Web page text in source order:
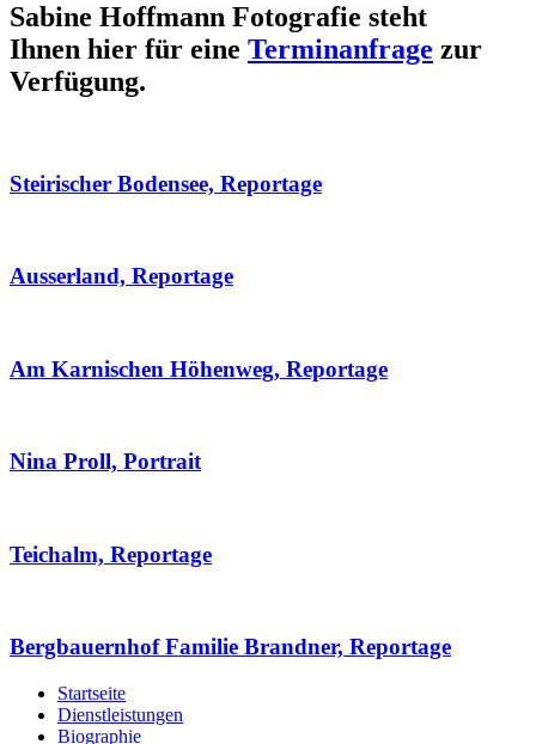
Sabine Hoffmann Fotografie steht
Ihnen hier für eine Terminanfrage zur
Verfügung.
Steirischer Bodensee, Reportage
Ausserland, Reportage
Am Karnischen Höhenweg, Reportage
Nina Proll, Portrait
Teichalm, Reportage
Bergbauernhof Familie Brandner, Reportage
Startseite
Dienstleistungen
Biographie